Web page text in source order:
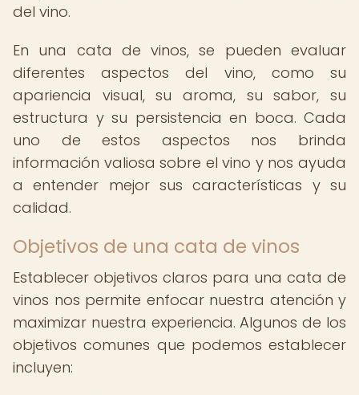
del vino.
En una cata de vinos, se pueden evaluar
diferentes aspectos del vino, como su
apariencia visual, su aroma, su sabor, su
estructura y su persistencia en boca. Cada
uno de estos aspectos nos brinda
información valiosa sobre el vino y nos ayuda
a entender mejor sus características y su
calidad.
Objetivos de una cata de vinos
Establecer objetivos claros para una cata de
vinos nos permite enfocar nuestra atención y
maximizar nuestra experiencia. Algunos de los
objetivos comunes que podemos establecer
incluyen: